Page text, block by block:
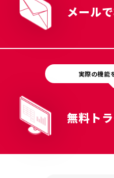
メール
実際の機能
無料ト